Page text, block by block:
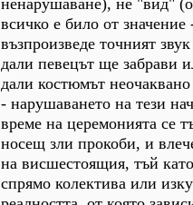
всичко е било от
възпроизведе точният
дали певецът ще забрави
дали костюмът
- нарушаването на тези
време на церемонията се
носещ зли прокоби, и
на висшестоящия, тъй
спрямо колектива или